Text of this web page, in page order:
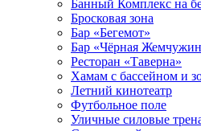
Банный Комплекс на
Бросковая зона
Бар «Бегемот»
Бар «Чёрная
Ресторан «Таверна»
Хамам с бассейном и
Летний кинотеатр
Футбольное поле
Уличные силовые